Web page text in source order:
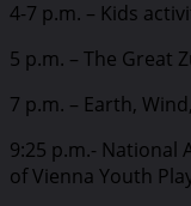
4-7 p.m. – Kids
5 p.m. – The Great
7 p.m. – Earth,
9:25 p.m.- National
of Vienna Youth